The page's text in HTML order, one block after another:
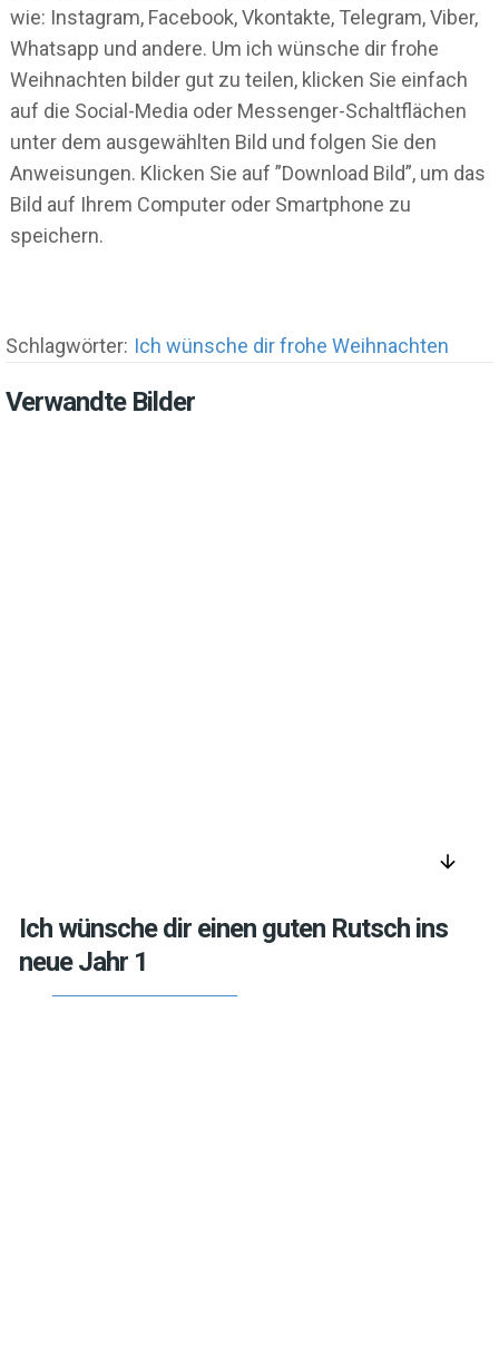
wie: Instagram, Facebook, Vkontakte, Telegram, Viber,
Whatsapp und andere. Um ich wünsche dir frohe
Weihnachten bilder gut zu teilen, klicken Sie einfach
auf die Social-Media oder Messenger-Schaltflächen
unter dem ausgewählten Bild und folgen Sie den
Anweisungen. Klicken Sie auf ”Download Bild”, um das
Bild auf Ihrem Computer oder Smartphone zu
speichern.
Schlagwörter: Ich wünsche dir frohe Weihnachten
Verwandte Bilder
arrow_downward
Ich wünsche dir einen guten Rutsch ins
neue Jahr 1